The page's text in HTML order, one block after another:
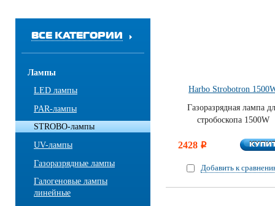
ВСЕ КАТЕГОРИИ
Лампы
LED лампы
PAR-лампы
STROBO-лампы
UV-лампы
Газоразрядные лампы
Галогеновые лампы
линейные
Harbo Strobotron
Газоразрядная лампа
стробоскопа 1500W
2428 i
Добавить к